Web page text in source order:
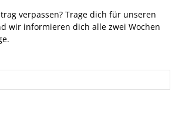
verpassen? Trage dich für unseren
wir informieren dich alle zwei Wochen